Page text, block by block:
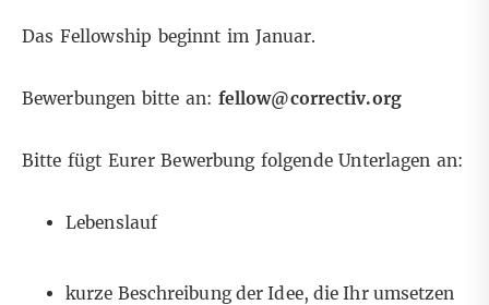
Das Fellowship beginnt im Januar.
Bewerbungen bitte an: fellow@correctiv.org
Bitte fügt Eurer Bewerbung folgende Unterlagen an:
Lebenslauf
kurze Beschreibung der Idee, die Ihr umsetzen